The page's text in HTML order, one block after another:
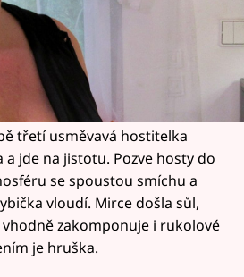
třetí usměvavá hostitelka
jde na jistotu. Pozve hosty do
se spoustou smíchu a
vloudí. Mirce došla sůl,
zakomponuje i rukolové
je hruška.